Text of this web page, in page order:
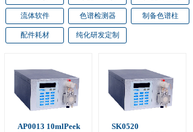
AP0013 10mlPeek
SK0520
流体软件 色谱检测器 制备色谱柱
配件耗材 纯化研发定制